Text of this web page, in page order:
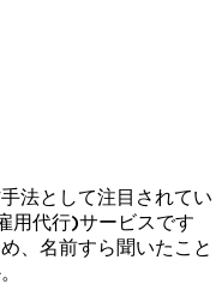
法として注目されてい
代行)サービスです
、名前すら聞いたこと